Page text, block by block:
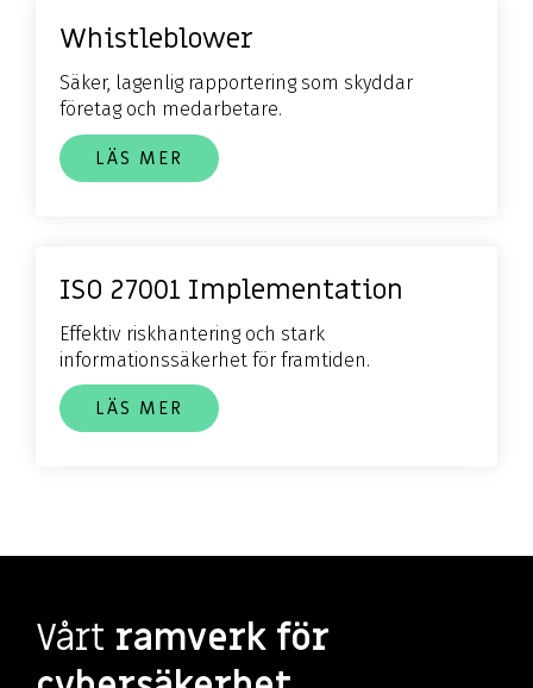
Whistleblower
Säker, lagenlig rapportering som skyddar
företag och medarbetare.
LÄS MER
ISO 27001 Implementation
Effektiv riskhantering och stark
informationssäkerhet för framtiden.
LÄS MER
Vårt ramverk för